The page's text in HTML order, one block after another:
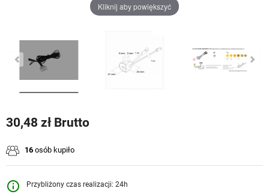
Kliknij aby powiększyć
30,48 zł Brutto
16 osób kupiło
info_outline Przybliżony czas realizacji: 24h